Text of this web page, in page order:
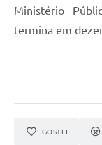
Ministério
termina em
GOSTEI